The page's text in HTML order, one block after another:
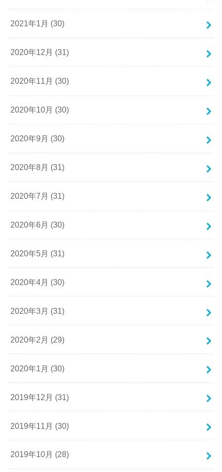
2021年1月 (30)
2020年12月 (31)
2020年11月 (30)
2020年10月 (30)
2020年9月 (30)
2020年8月 (31)
2020年7月 (31)
2020年6月 (30)
2020年5月 (31)
2020年4月 (30)
2020年3月 (31)
2020年2月 (29)
2020年1月 (30)
2019年12月 (31)
2019年11月 (30)
2019年10月 (28)